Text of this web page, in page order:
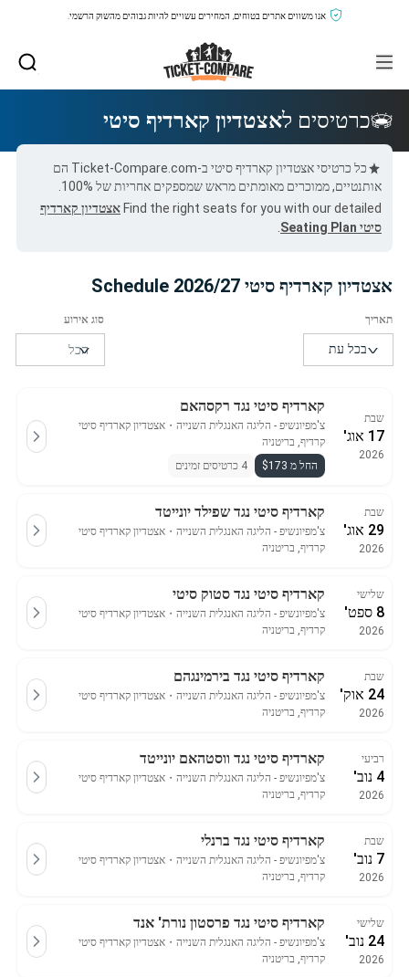
אנו משווים אתרים בטוחים, המחירים עשויים להיות גבוהים מהשוק הרשמי.
כרטיסים לאצטדיון קארדיף סיטי
כל כרטיסי אצטדיון קארדיף סיטי ב-Ticket-Compare.com הם
אותנטיים, ממוכרים מאומתים מראש שמספקים אחריות של 100%.
Find the right seats for you with our detailed אצטדיון קארדיף
סיטי Seating Plan
אצטדיון קארדיף סיטי 2026/27 Schedule
שבת
17 אוג'
2026
קארדיף סיטי נגד רקסהאם
צ'מפיונשיפ - הליגה האנגלית השנייה ・ אצטדיון קארדיף סיטי
קרדיף, בריטניה
החל מ $173
4 כרטיסים זמינים
שבת
29 אוג'
2026
קארדיף סיטי נגד שפילד יונייטד
צ'מפיונשיפ - הליגה האנגלית השנייה ・ אצטדיון קארדיף סיטי
קרדיף, בריטניה
שלישי
8 ספט'
2026
קארדיף סיטי נגד סטוק סיטי
צ'מפיונשיפ - הליגה האנגלית השנייה ・ אצטדיון קארדיף סיטי
קרדיף, בריטניה
שבת
24 אוק'
2026
קארדיף סיטי נגד בירמינגהם
צ'מפיונשיפ - הליגה האנגלית השנייה ・ אצטדיון קארדיף סיטי
קרדיף, בריטניה
רביעי
4 נוב'
2026
קארדיף סיטי נגד ווסטהאם יונייטד
צ'מפיונשיפ - הליגה האנגלית השנייה ・ אצטדיון קארדיף סיטי
קרדיף, בריטניה
שבת
7 נוב'
2026
קארדיף סיטי נגד ברנלי
צ'מפיונשיפ - הליגה האנגלית השנייה ・ אצטדיון קארדיף סיטי
קרדיף, בריטניה
שלישי
24 נוב'
2026
קארדיף סיטי נגד פרסטון נורת' אנד
צ'מפיונשיפ - הליגה האנגלית השנייה ・ אצטדיון קארדיף סיטי
קרדיף, בריטניה